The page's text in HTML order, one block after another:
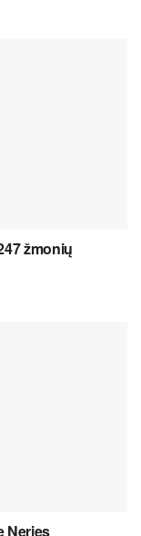
žmonių
Neries